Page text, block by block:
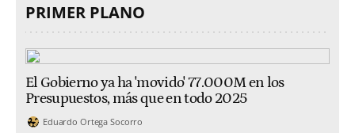
PRIMER PLANO
El Gobierno ya ha 'movido' 77.000M en los
Presupuestos, más que en todo 2025
Eduardo Ortega Socorro